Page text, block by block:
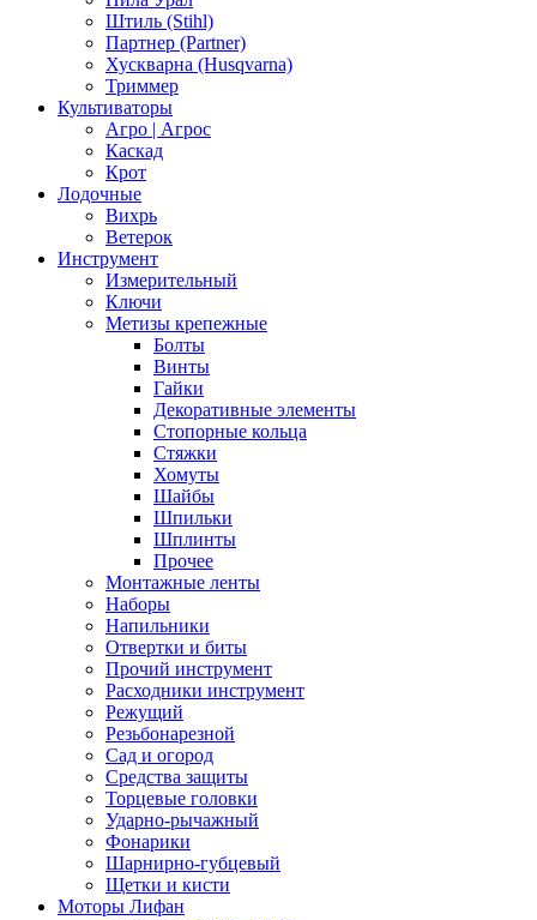
Штиль (Stihl)
Партнер (Partner)
Хускварна (Husqvarna)
Триммер
Культиваторы
Агро | Агрос
Каскад
Крот
Лодочные
Вихрь
Ветерок
Инструмент
Измерительный
Ключи
Метизы крепежные
Болты
Винты
Гайки
Декоративные элементы
Стопорные кольца
Стяжки
Хомуты
Шайбы
Шпильки
Шплинты
Прочее
Монтажные ленты
Наборы
Напильники
Отвертки и биты
Прочий инструмент
Расходники инструмент
Режущий
Резьбонарезной
Сад и огород
Средства защиты
Торцевые головки
Ударно-рычажный
Фонарики
Шарнирно-губцевый
Щетки и кисти
Моторы Лифан